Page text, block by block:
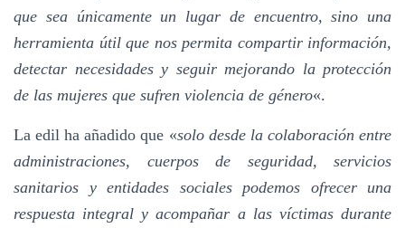
que sea únicamente un lugar de encuentro, sino una
herramienta útil que nos permita compartir información,
detectar necesidades y seguir mejorando la protección
de las mujeres que sufren violencia de género«.
La edil ha añadido que «solo desde la colaboración entre
administraciones, cuerpos de seguridad, servicios
sanitarios y entidades sociales podemos ofrecer una
respuesta integral y acompañar a las víctimas durante